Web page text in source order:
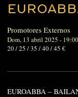
Promotores Externos
Dom, 13 abril 2025 - 19:00
20 / 25 / 35 / 40 / 45 €
EUROABBA –